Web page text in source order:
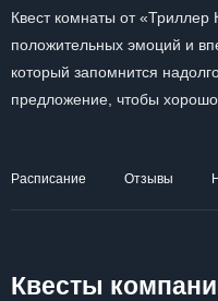
Квест комнаты от
положительных эмоций и
который запомнится
предложение, чтобы
Расписание Отзывы
Квесты